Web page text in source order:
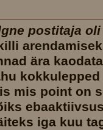
postitaja
ära
mis point on
iga kuu